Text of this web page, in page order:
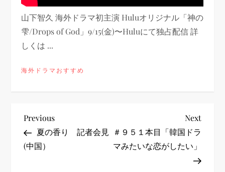
山下智久 海外ドラマ初主演 Huluオリジナル「神の
雫/Drops of God」9/15(金)〜Huluにて独占配信 詳
しくは ...
海外ドラマおすすめ
投
稿
Previous
Post
Previous
夏の香り 記者会見
(中国）
Next
Next
＃９５１本目「韓国ドラ
マみたいな恋がしたい」